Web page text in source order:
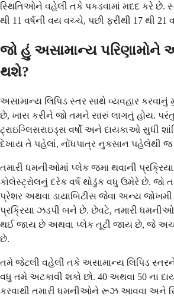
સ્થિતિઓને વહેલી તકે પકડવામાં મદદ કરે છે.
થી 11 વર્ષની વય વચ્ચે, પછી ફરીથી 17 થી
જો હું અસામાન્ય પરિણામોને
થશે?
અસામાન્ય લિપિડ સ્તર સાથે વ્યવહાર કરવાનું
છે, ખાસ કરીને જો તમને સારું લાગતું હોય.
ટ્રાઇગ્લિસરાઇડ્સ વર્ષો અને દાયકાઓ સુધી
દેખાય તે પહેલાં, નોંધપાત્ર નુકસાન પહેલેથી
તમારી ધમનીઓમાં પ્લેક જમા થવાની
કોલેસ્ટ્રોલનું દરેક વર્ષ થોડુંક વધુ ઉમેરે છે. જો
પ્રેશર અથવા ડાયાબિટીસ જેવા અન્ય જોખમી
પ્રક્રિયા ઝડપી બને છે. છેવટે, તમારી ધમનીઓ
થઈ જાય છે અથવા પ્લેક તૂટી જાય છે, જે
છે.
તમે જેટલી વહેલી તકે અસામાન્ય લિપિડ
વધુ તમે અટકાવી શકો છો. 40 અથવા 50 ના
કરવાથી તમારી ધમનીઓને રૂઝ આવવા અને